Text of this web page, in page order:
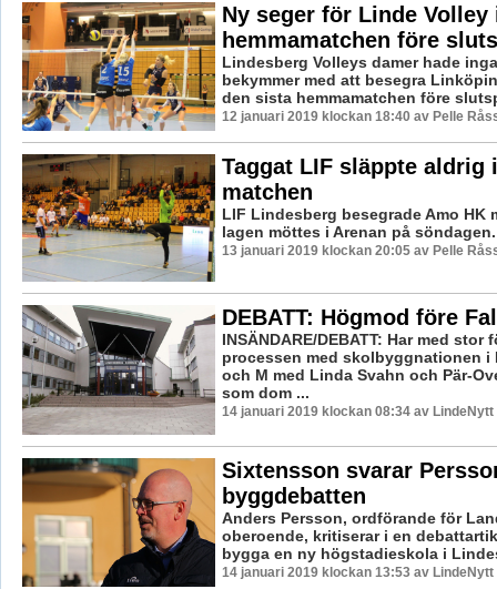
Ny seger för Linde Volley
hemmamatchen före
Lindesberg Volleys damer hade
bekymmer med att besegra
den sista hemmamatchen före
12 januari 2019 klockan 18:40 av Pelle
Taggat LIF släppte aldrig
matchen
LIF Lindesberg besegrade Amo HK
lagen möttes i Arenan på söndagen.
13 januari 2019 klockan 20:05 av Pelle
DEBATT: Högmod före
INSÄNDARE/DEBATT: Har med
processen med skolbyggnationen i
och M med Linda Svahn och Pär-
som dom ...
14 januari 2019 klockan 08:34 av LindeNytt
Sixtensson svarar
byggdebatten
Anders Persson, ordförande för
oberoende, kritiserar i en
bygga en ny högstadieskola i
14 januari 2019 klockan 13:53 av LindeNytt